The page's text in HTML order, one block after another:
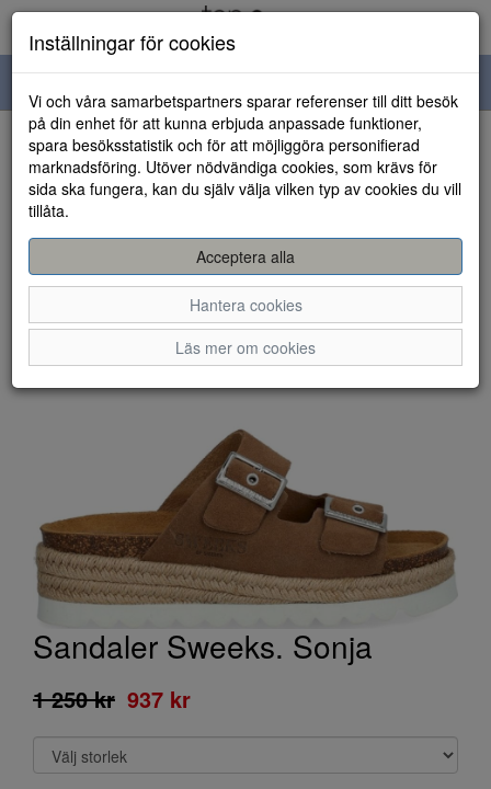
navigation
HEM
Sandaler Sweeks. Sonja
1 250 kr 937 kr
Inställningar för cookies
Vi och våra samarbetspartners sparar referenser till ditt besök
på din enhet för att kunna erbjuda anpassade funktioner,
spara besöksstatistik och för att möjliggöra personifierad
marknadsföring. Utöver nödvändiga cookies, som krävs för
sida ska fungera, kan du själv välja vilken typ av cookies du vill
tillåta.
Acceptera alla
Hantera cookies
Läs mer om cookies